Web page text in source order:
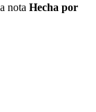
nota Hecha por